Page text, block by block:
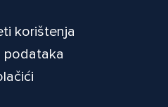
korištenja
podataka